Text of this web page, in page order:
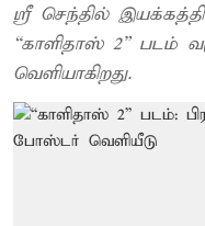
ஸ்ரீ செந்தில் இயக்கத்தில்
“காளிதாஸ் 2” படம்
வெளியாகிறது.